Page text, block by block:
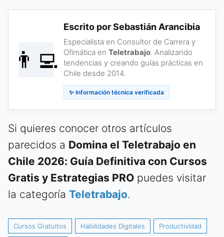
👨‍💻
Escrito por Sebastián Arancibia
Especialista en Consultor de Carrera y
Ofimática en Teletrabajo. Analizando
tendencias y creando guías prácticas en
Chile desde 2014.
✨ Información técnica verificada
Si quieres conocer otros artículos
parecidos a Domina el Teletrabajo en
Chile 2026: Guía Definitiva con Cursos
Gratis y Estrategias PRO puedes visitar
la categoría Teletrabajo.
Cursos Gratuitos Habilidades Digitales Productividad